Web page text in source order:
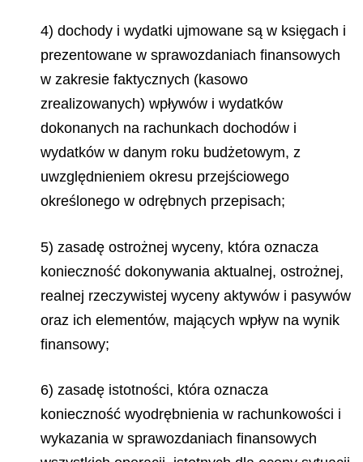
4) dochody i wydatki ujmowane są w księgach i
prezentowane w sprawozdaniach finansowych
w zakresie faktycznych (kasowo
zrealizowanych) wpływów i wydatków
dokonanych na rachunkach dochodów i
wydatków w danym roku budżetowym, z
uwzględnieniem okresu przejściowego
określonego w odrębnych przepisach;
5) zasadę ostrożnej wyceny, która oznacza
konieczność dokonywania aktualnej, ostrożnej,
realnej rzeczywistej wyceny aktywów i pasywów
oraz ich elementów, mających wpływ na wynik
finansowy;
6) zasadę istotności, która oznacza
konieczność wyodrębnienia w rachunkowości i
wykazania w sprawozdaniach finansowych